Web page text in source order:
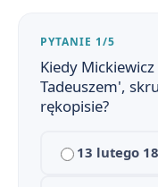
PYTANIE 1/5
Kiedy
Tadeuszem',
rękopisie?
13 lutego
3 Pan Tadeusz -
4 Okoliczności